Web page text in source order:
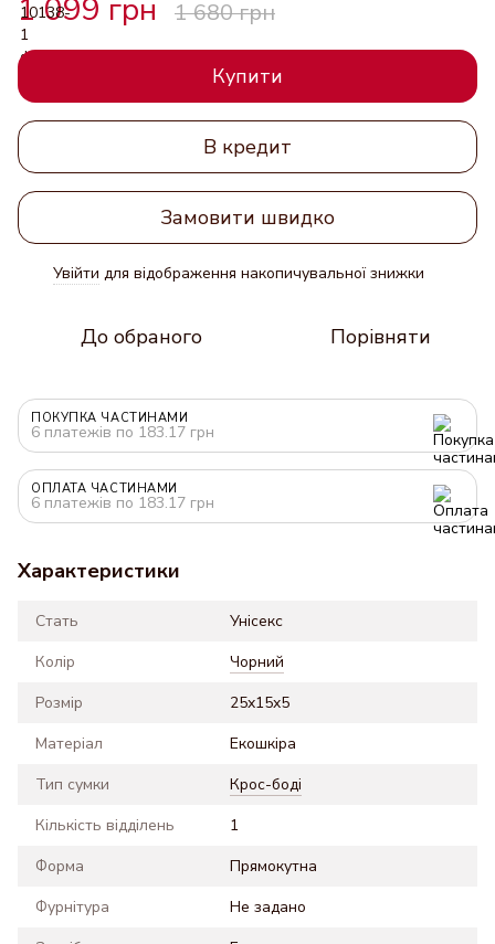
1 099 грн 1 680 грн
Купити
В кредит
Замовити швидко
Увійти для відображення накопичувальної знижки
До обраного Порівняти
ПОКУПКА ЧАСТИНАМИ
6 платежів по 183.17 грн
ОПЛАТА ЧАСТИНАМИ
6 платежів по 183.17 грн
Характеристики
Стать
Унісекс
Колір
Чорний
Розмір
25x15x5
Матеріал
Екошкіра
Тип сумки
Крос-боді
Кількість відділень
1
Форма
Прямокутна
Фурнітура
Не задано